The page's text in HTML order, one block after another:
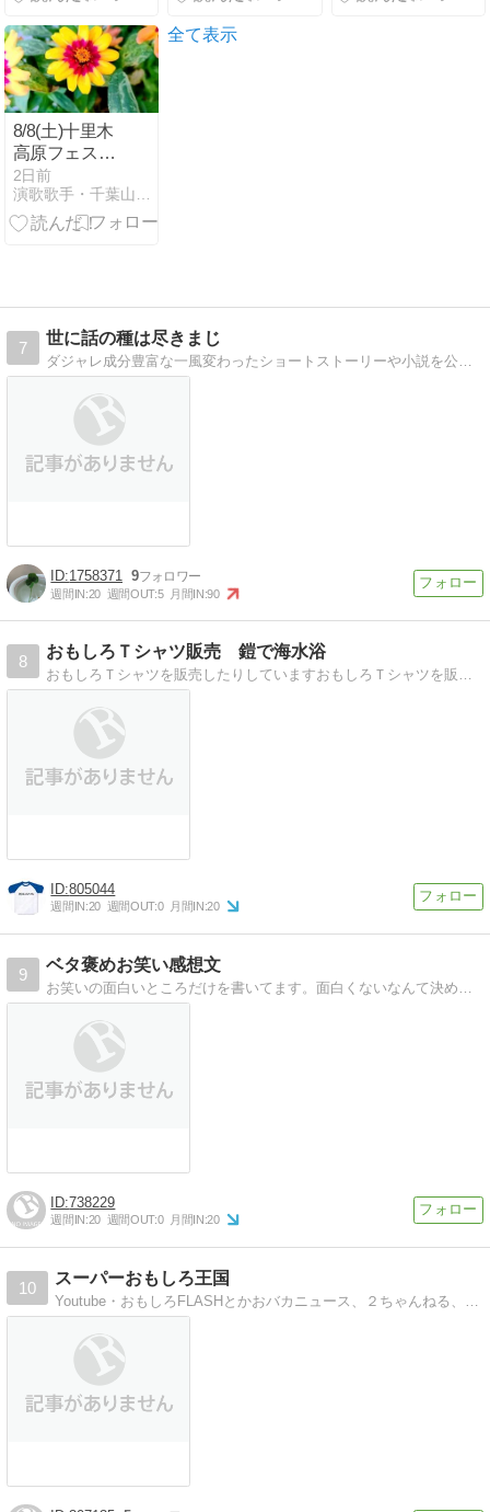
難民化
8/8(土)十里木
高原フェスタ
に出演！
2日前
演歌歌手・千葉山貴公blog〜龍雛札記〜
全て表示
7
世に話の種は尽きまじ
ダジャレ成分豊富な一風変わったショートストーリーや小説を公開中。人とは違うオンリーワンの話を目指しています。
1758371 9
週間IN:20 週間OUT:5 月間IN:90
8
おもしろＴシャツ販売 鎧で海水浴
おもしろＴシャツを販売したりしていますおもしろＴシャツを販売したり、他にもなんだかんだしています。
805044
週間IN:20 週間OUT:0 月間IN:20
9
ベタ褒めお笑い感想文
お笑いの面白いところだけを書いてます。面白くないなんて決めつけはよくないですから。食わず嫌いはしませんよ。
738229
週間IN:20 週間OUT:0 月間IN:20
10
スーパーおもしろ王国
Youtube・おもしろFLASHとかおバカニュース、２ちゃんねる、無料ゲーム攻略、なんかです。